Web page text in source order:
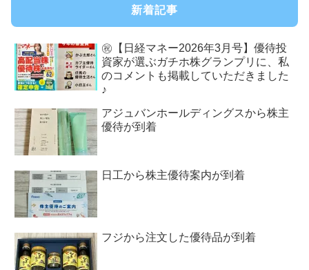
新着記事
㊗【日経マネー2026年3月号】優待投
資家が選ぶガチホ株グランプリに、私
のコメントも掲載していただきました
♪
アジュバンホールディングスから株主
優待が到着
日工から株主優待案内が到着
フジから注文した優待品が到着